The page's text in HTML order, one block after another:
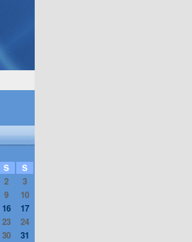
S
S
2
3
9
10
16
17
23
24
30 31